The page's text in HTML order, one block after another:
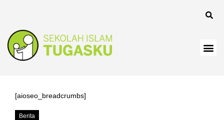
[aioseo_breadcrumbs]
Berita